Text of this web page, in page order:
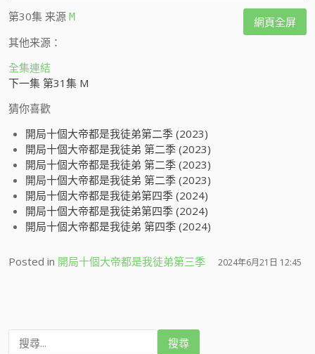
網頁全屏
第30集 来源 M
其他来源：
全集連結
下一集 第31集 M
猜你喜歡
開局十個大帝都是我徒弟第二季 (2023)
開局十個大帝都是我徒弟 第二季 (2023)
開局十個大帝都是我徒弟 第二季 (2023)
開局十個大帝都是我徒弟 第二季 (2023)
開局十個大帝都是我徒弟第四季 (2024)
開局十個大帝都是我徒弟第四季 (2024)
開局十個大帝都是我徒弟 第四季 (2024)
Posted in 開局十個大帝都是我徒弟第三季 2024年6月21日 12:45